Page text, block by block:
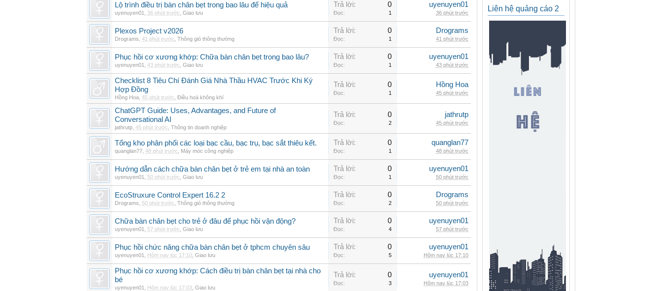
Lộ trình điều trị bàn chân bẹt trong bao lâu để hiệu quả
uyenuyen01 36 phút trước Giao lưu
Trả lời: 0
Đọc: 1
uyenuyen01
36 phút trước
Plexos Project v2026
Drograms 41 phút trước Thông gió thông thường
Trả lời: 0
Đọc: 1
Drograms
41 phút trước
Phục hồi cơ xương khớp: Chữa bàn chân bẹt trong bao lâu?
uyenuyen01 43 phút trước Giao lưu
Trả lời: 0
Đọc: 1
uyenuyen01
43 phút trước
Checklist 8 Tiêu Chí Đánh Giá Nhà Thầu HVAC Trước Khi Ký
Hợp Đồng
Hồng Hoa 45 phút trước Điều hoà không khí
Trả lời: 0
Đọc: 1
Hồng Hoa
45 phút trước
ChatGPT Guide: Uses, Advantages, and Future of
Conversational AI
jathrutp 45 phút trước Thông tin doanh nghiệp
Trả lời: 0
Đọc: 2
jathrutp
45 phút trước
Tổng kho phân phối các loại bạc cầu, bạc trụ, bạc sắt thiêu kết.
quanglan77 48 phút trước Máy móc công nghiệp
Trả lời: 0
Đọc: 1
quanglan77
48 phút trước
Hướng dẫn cách chữa bàn chân bẹt ở trẻ em tại nhà an toàn
uyenuyen01 50 phút trước Giao lưu
Trả lời: 0
Đọc: 1
uyenuyen01
50 phút trước
EcoStruxure Control Expert 16.2 2
Drograms 50 phút trước Thông gió thông thường
Trả lời: 0
Đọc: 2
Drograms
50 phút trước
Chữa bàn chân bẹt cho trẻ ở đâu để phục hồi vận động?
uyenuyen01 57 phút trước Giao lưu
Trả lời: 0
Đọc: 4
uyenuyen01
57 phút trước
Phục hồi chức năng chữa bàn chân bẹt ở tphcm chuyên sâu
uyenuyen01 Hôm nay lúc 17:10 Giao lưu
Trả lời: 0
Đọc: 5
uyenuyen01
Hôm nay lúc 17:10
Phục hồi cơ xương khớp: Cách điều trị bàn chân bẹt tại nhà cho
bé
uyenuyen01 Hôm nay lúc 17:03 Giao lưu
Trả lời: 0
Đọc: 3
uyenuyen01
Hôm nay lúc 17:03
Liên hệ quảng cáo 2